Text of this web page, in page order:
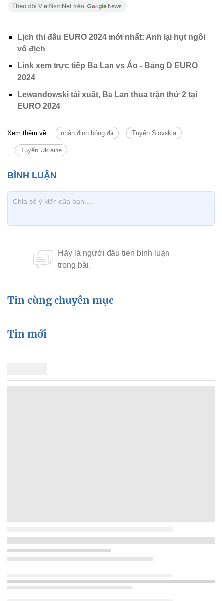
Lịch thi đấu EURO 2024 mới nhất: Anh lại hụt ngôi
vô địch
Link xem trực tiếp Ba Lan vs Áo - Bảng D EURO
2024
Lewandowski tái xuất, Ba Lan thua trận thứ 2 tại
EURO 2024
Xem thêm về: nhận định bóng đá Tuyển Slovakia
Tuyển Ukraine
Tin cùng chuyên mục
Tin mới